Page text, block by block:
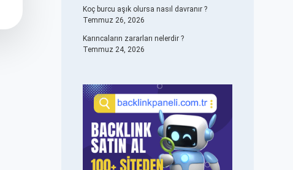
Koç burcu aşık olursa nasıl davranır ?
Temmuz 26, 2026
Karıncaların zararları nelerdir ?
Temmuz 24, 2026